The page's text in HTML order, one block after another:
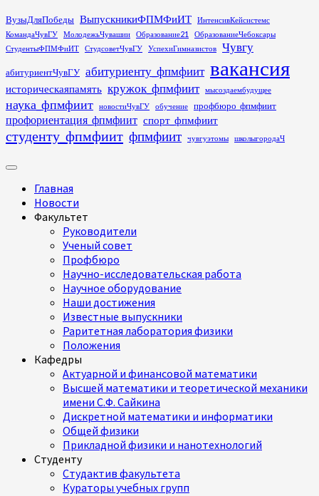
Перейти
к
содержимому
ВузыДляПобеды ВыпускникиФПМФиИТ
ИнтенсивКейсистемс
КомандаЧувГУ
МолодежьЧувашии Образование21
ОбразованиеЧебоксары
СтудентыФПМФиИТ
СтудсоветЧувГУ УспехиГимназистов Чувгу
абитуриентЧувГУ абитуриенту_фпмфиит вакансия
историческаяпамять кружок_фпмфиит мысоздаембудущее
наука_фпмфиит новостиЧувГУ обучение профбюро_фпмфиит
профориентация_фпмфиит спорт_фпмфиит
студенту_фпмфиит фпмфиит чувгуэтомы школыгородаЧ
Основное
Главная
Новости
Факультет
Руководители
Ученый совет
Профбюро
Научно-исследовательская работа
Научное оборудование
Наши достижения
Известные выпускники
Раритетная лаборатория физики
Положения
Кафедры
Актуарной и финансовой математики
Высшей математики и теоретической механики
имени С.Ф. Сайкина
Дискретной математики и информатики
Общей физики
Прикладной физики и нанотехнологий
Студенту
Студактив факультета
Кураторы учебных групп